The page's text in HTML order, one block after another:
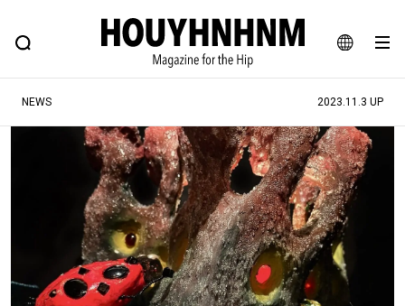
JA
EN
FEATURE BLOG SNAP
ヒップなファッション、カルチャー、ライフスタイルWEBマガジン
#注目のタグ
#SHOPPING ADDICT #憧れの逸品
#ESSENTIAL DESIGNS #古着サミット
#NEW VINTAGE #マイナーグッド図鑑
#路地裏てぃーん。 #MONTHLY JOURNAL
NEWS 2023.11.3 UP